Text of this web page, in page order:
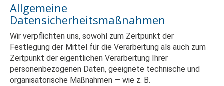
Allgemeine
Datensicherheitsmaßnahmen
Wir verpflichten uns, sowohl zum Zeitpunkt der
Festlegung der Mittel für die Verarbeitung als auch zum
Zeitpunkt der eigentlichen Verarbeitung Ihrer
personenbezogenen Daten, geeignete technische und
organisatorische Maßnahmen — wie z. B.